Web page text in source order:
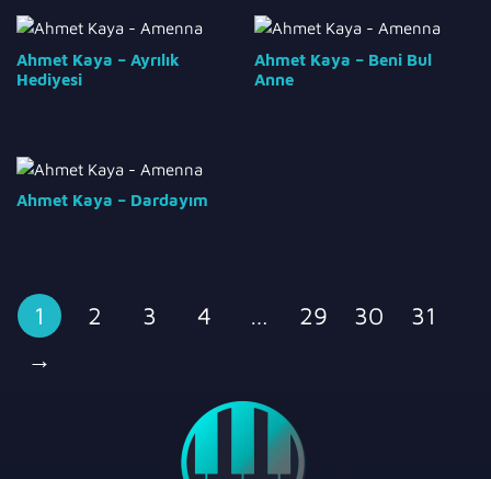
Ahmet Kaya – Ayrılık
Hediyesi
Ahmet Kaya – Beni Bul
Anne
Ahmet Kaya – Dardayım
1 2 3 4 … 29 30
31
→